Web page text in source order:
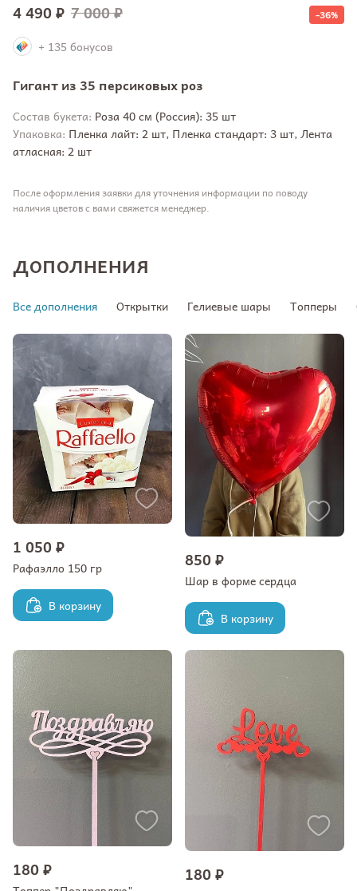
Гигант из 35 персиковых роз
Состав букета: Роза 40 см (Россия): 35 шт
Упаковка: Пленка лайт: 2 шт, Пленка стандарт: 3 шт, Лента
атласная: 2 шт
После оформления заявки для уточнения информации по поводу
наличия цветов с вами свяжется менеджер.
4 490 ₽ 7 000 ₽ -36%
+ 135 бонусов
ДОПОЛНЕНИЯ
Все дополнения Открытки Гелиевые шары Топперы
1 050 ₽
Рафаэлло 150 гр
В корзину
850 ₽
Шар в форме сердца
В корзину
180 ₽ 180 ₽